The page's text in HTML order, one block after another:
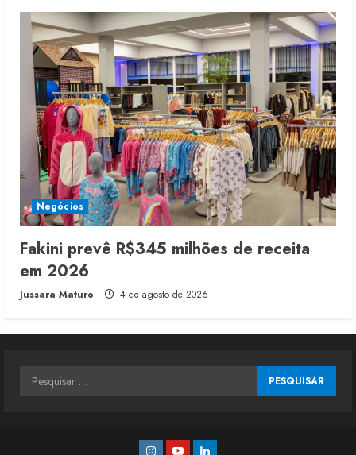
Negócios
Fakini prevê R$345 milhões de receita
em 2026
Jussara Maturo 4 de agosto de 2026
Pesquisar
Instagram
YoutubeLinkedin